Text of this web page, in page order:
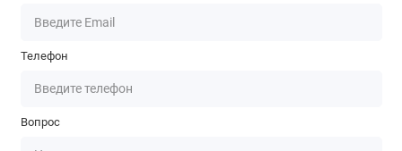
Телефон
Вопрос